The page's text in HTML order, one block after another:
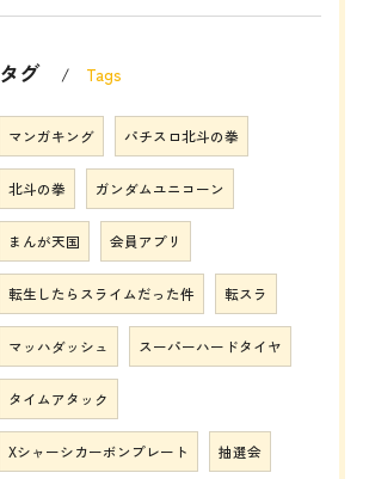
タグ Tags
マンガキング パチスロ北斗の拳
北斗の拳 ガンダムユニコーン
まんが天国 会員アプリ
転生したらスライムだった件 転スラ
マッハダッシュ スーパーハードタイヤ
タイムアタック
Xシャーシカーボンプレート 抽選会